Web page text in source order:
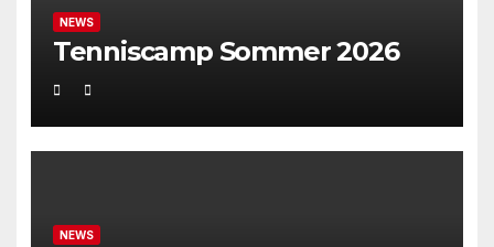
NEWS
Tenniscamp Sommer 2026
NEWS